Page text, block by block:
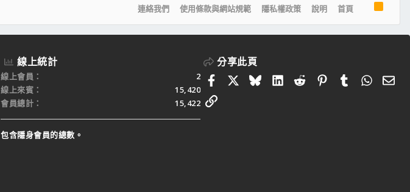
連絡我們 使用條款與網站規範 隱私權政策 說明 首頁
R
S
線上統計
線上會員
2
線上來賓
15,420
會員總計
15,422
包含隱身會員的總數。
分享此頁
FacebookBlueskyLinkedIn
RedditPinterestTumblr 電
連結